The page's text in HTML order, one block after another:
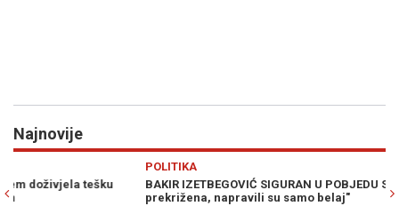
Najnovije
BAKIR IZETBEGOVIĆ SIGURAN U POBJEDU SDA: "Trojka je
prekrižena, napravili su samo belaj"